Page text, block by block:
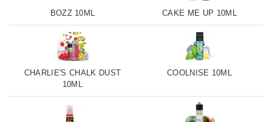
BOZZ 10ML CAKE ME UP 10ML
CHARLIE'S CHALK DUST
10ML
COOLNISE 10ML